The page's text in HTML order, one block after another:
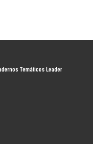
Temáticos Leader